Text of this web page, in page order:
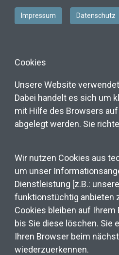
Impressum Datenschutz
Cookies
Unsere Website
Dabei handelt es sich um
mit Hilfe des Browsers
abgelegt werden. Sie
Wir nutzen Cookies aus
um unser
Dienstleistung [z.B.:
funktionstüchtig anbieten
Cookies bleiben auf Ihrem
bis Sie diese löschen. Sie
Ihren Browser beim
wiederzuerkennen.